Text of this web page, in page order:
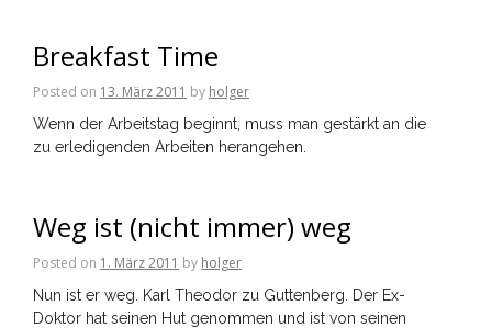
Breakfast Time
Posted on 13. März 2011 by holger
Wenn der Arbeitstag beginnt, muss man gestärkt an die
zu erledigenden Arbeiten herangehen.
Weg ist (nicht immer) weg
Posted on 1. März 2011 by holger
Nun ist er weg. Karl Theodor zu Guttenberg. Der Ex-
Doktor hat seinen Hut genommen und ist von seinen